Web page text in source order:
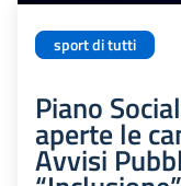
sport di tutti
Piano
aperte le
Avvisi